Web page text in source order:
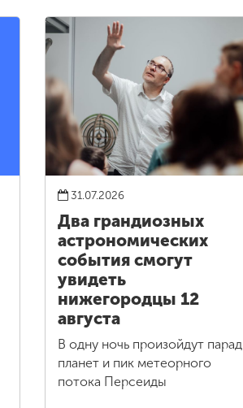
31.07.2026
Два грандиозных
астрономических
события смогут
увидеть
нижегородцы 12
августа
В одну ночь произойдут парад
планет и пик метеорного
потока Персеиды